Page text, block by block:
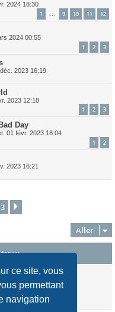
ce site, vous
permettant
navigation
2024 18:30
1 … 9 10 11 12
2024 00:55
1 2 3
2023 16:19
2023 12:18
1 2 3
Day
01 févr. 2023 18:04
1 2
2023 16:21
3
Aller
forum
ce forum
forum
ce forum
ce forum